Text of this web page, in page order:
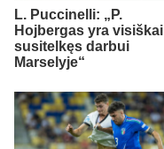
L. Puccinelli: „P.
Hojbergas yra visiškai
susitelkęs darbui
Marselyje“